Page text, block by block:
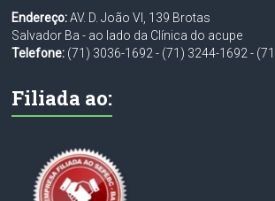
Endereço:AV. D. João VI, 139 Brotas
Salvador Ba - ao lado da Clínica do acupe
Telefone: (71) 3036-1692- (71) 3244-1692-
Filiada ao: